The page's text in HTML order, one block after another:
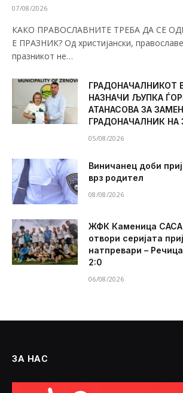
07/08/2026
КАКО ПРАВОСЛАВНИТЕ ТРЕБА ДА СЕ
Е ПРАЗНИК? Од христијански,
празникот не…
ГРАДОНАЧАЛНИКОТ
НАЗНАЧИ ЉУПКА
АТАНАСОВА ЗА
ГРАДОНАЧАЛНИК НА
05/08/2026
Виничанец доби
врз родител
08/08/2026
ЖФК Каменица САСА
отвори серијата
натпревари –
2:0
06/08/2026
ЗА НАС